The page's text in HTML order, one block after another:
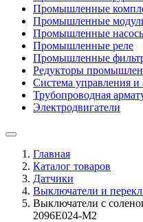
Промышленные
Промышленные
Промышленные
Промышленные реле
Промышленные
Редукторы
Система управления и
Трубопроводная
Электродвигатели
Главная
Каталог товаров
Датчики
Выключатели и
Выключатели с
2096E024-M2